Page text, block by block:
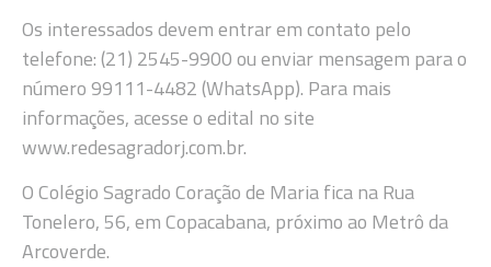
Os interessados devem entrar em contato pelo
telefone: (21) 2545-9900 ou enviar mensagem para o
número 99111-4482 (WhatsApp). Para mais
informações, acesse o edital no site
www.redesagradorj.com.br.
O Colégio Sagrado Coração de Maria fica na Rua
Tonelero, 56, em Copacabana, próximo ao Metrô da
Arcoverde.